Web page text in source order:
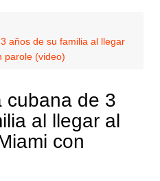
años de su familia al llegar
parole (video)
cubana de 3
al llegar al
con